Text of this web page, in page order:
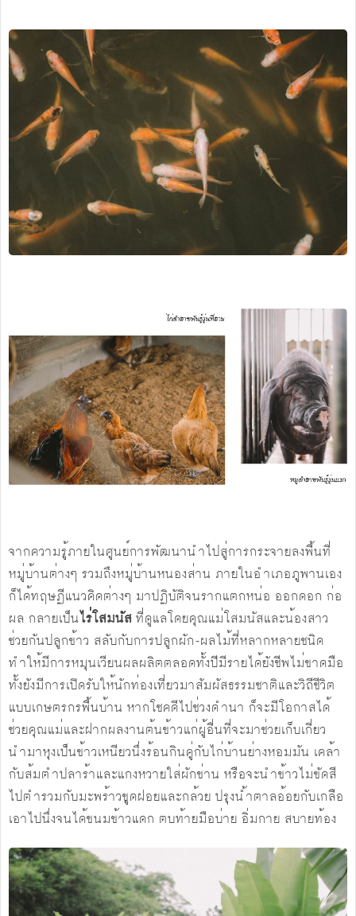
จากความรู้ภายในศูนย์การพัฒนานำไปสู่การกระจายลงพื้นที่
หมู่บ้านต่างๆ รวมถึงหมู่บ้านหนองส่าน ภายในอำเภอภูพานเอง
ก็ได้ทฤษฏีแนวคิดต่างๆ มาปฏิบัติจนรากแตกหน่อ ออกดอก ก่อ
ผล กลายเป็นไร่โสมนัส ที่ดูแลโดยคุณแม่โสมนัสและน้องสาว
ช่วยกันปลูกข้าว สลับกับการปลูกผัก-ผลไม้ที่หลากหลายชนิด
ทำให้มีการหมุนเวียนผลผลิตตลอดทั้งปีมีรายได้ยังชีพไม่ขาดมือ
ทั้งยังมีการเปิดรับให้นักท่องเที่ยวมาสัมผัสธรรมชาติและวิถีชีวิต
แบบเกษตรกรพื้นบ้าน หากโชคดีไปช่วงดำนา ก็จะมีโอกาสได้
ช่วยคุณแม่และฝากผลงานต้นข้าวแก่ผู้อื่นที่จะมาช่วยเก็บเกี่ยว
นำมาหุงเป็นข้าวเหนียวนึ่งร้อนกินคู่กับไก่บ้านย่างหอมมัน เคล้า
กับส้มตำปลาร้าและแกงหวายใส่ผักข่าน หรือจะนำข้าวไม่ขัดสี
ไปตำรวมกับมะพร้าวขูดฝอยและกล้วย ปรุงน้ำตาลอ้อยกับเกลือ
เอาไปนึ่งจนได้ขนมข้าวแดก ตบท้ายมือบ่าย อิ่มกาย สบายท้อง